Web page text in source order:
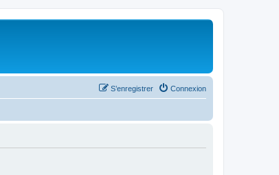
Connexion
S’enregistrer